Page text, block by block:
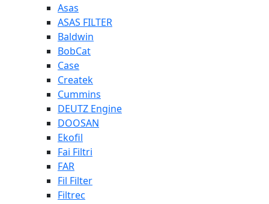
Asas
ASAS FILTER
Baldwin
BobCat
Case
Createk
Cummins
DEUTZ Engine
DOOSAN
Ekofil
Fai Filtri
FAR
Fil Filter
Filtrec